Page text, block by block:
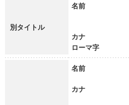
別タイトル
名前
カナ
ローマ字
名前
カナ